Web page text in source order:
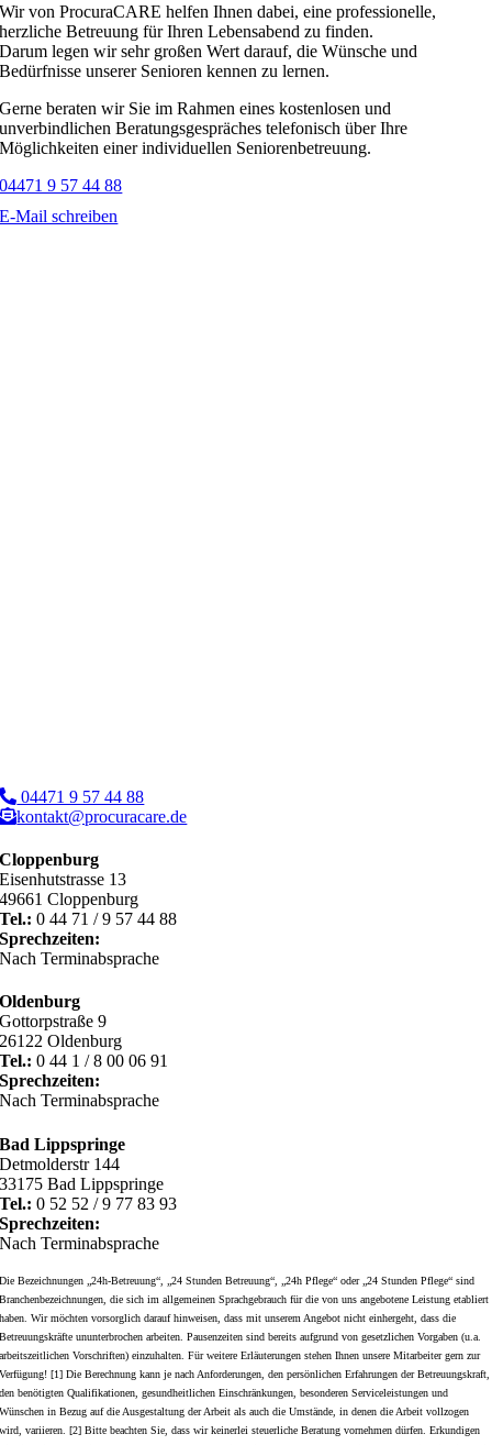
Wir von ProcuraCARE helfen Ihnen dabei, eine professionelle,
herzliche Betreuung für Ihren Lebensabend zu finden.
Darum legen wir sehr großen Wert darauf, die Wünsche und
Bedürfnisse unserer Senioren kennen zu lernen.
Gerne beraten wir Sie im Rahmen eines kostenlosen und
unverbindlichen Beratungsgespräches telefonisch über Ihre
Möglichkeiten einer individuellen Seniorenbetreuung.
04471 9 57 44 88
E-Mail schreiben
04471 9 57 44 88
kontakt@procuracare.de
Cloppenburg
Eisenhutstrasse 13
49661 Cloppenburg
Tel.: 0 44 71 / 9 57 44 88
Sprechzeiten:
Nach Terminabsprache
Oldenburg
Gottorpstraße 9
26122 Oldenburg
Tel.: 0 44 1 / 8 00 06 91
Sprechzeiten:
Nach Terminabsprache
Bad Lippspringe
Detmolderstr 144
33175 Bad Lippspringe
Tel.: 0 52 52 / 9 77 83 93
Sprechzeiten:
Nach Terminabsprache
Die Bezeichnungen „24h-Betreuung“, „24 Stunden Betreuung“, „24h Pflege“ oder „24 Stunden Pflege“ sind
Branchenbezeichnungen, die sich im allgemeinen Sprachgebrauch für die von uns angebotene Leistung etabliert
haben. Wir möchten vorsorglich darauf hinweisen, dass mit unserem Angebot nicht einhergeht, dass die
Betreuungskräfte ununterbrochen arbeiten. Pausenzeiten sind bereits aufgrund von gesetzlichen Vorgaben (u.a.
arbeitszeitlichen Vorschriften) einzuhalten. Für weitere Erläuterungen stehen Ihnen unsere Mitarbeiter gern zur
Verfügung! [1] Die Berechnung kann je nach Anforderungen, den persönlichen Erfahrungen der Betreuungskraft,
den benötigten Qualifikationen, gesundheitlichen Einschränkungen, besonderen Serviceleistungen und
Wünschen in Bezug auf die Ausgestaltung der Arbeit als auch die Umstände, in denen die Arbeit vollzogen
wird, variieren. [2] Bitte beachten Sie, dass wir keinerlei steuerliche Beratung vornehmen dürfen. Erkundigen